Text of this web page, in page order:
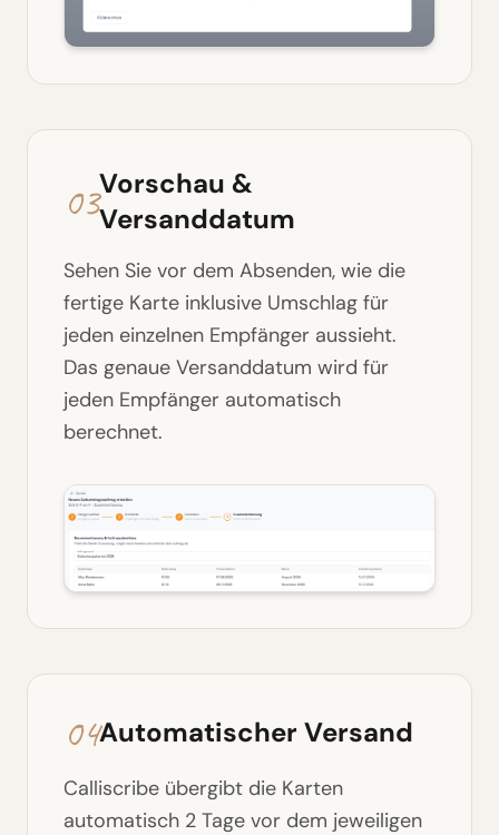
03Vorschau &
Versanddatum
Sehen Sie vor dem Absenden, wie die
fertige Karte inklusive Umschlag für
jeden einzelnen Empfänger aussieht.
Das genaue Versanddatum wird für
jeden Empfänger automatisch
berechnet.
04Automatischer Versand
Calliscribe übergibt die Karten
automatisch 2 Tage vor dem jeweiligen